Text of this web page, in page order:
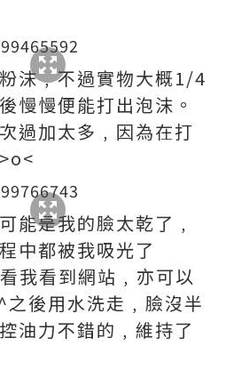
沫﹐不過實物大概1/4
慢慢便能打出泡沫。
過加太多﹐因為在打
能是我的臉太乾了﹐
中都被我吸光了
我看到網站﹐亦可以
後用水洗走﹐臉沒半
油力不錯的﹐維持了